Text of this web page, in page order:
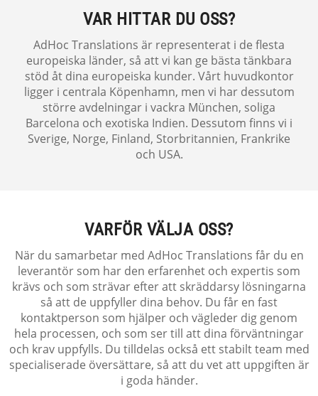
VAR HITTAR DU OSS?
AdHoc Translations är representerat i de flesta
europeiska länder, så att vi kan ge bästa tänkbara
stöd åt dina europeiska kunder. Vårt huvudkontor
ligger i centrala Köpenhamn, men vi har dessutom
större avdelningar i vackra München, soliga
Barcelona och exotiska Indien. Dessutom finns vi i
Sverige, Norge, Finland, Storbritannien, Frankrike
och USA.
VARFÖR VÄLJA OSS?
När du samarbetar med AdHoc Translations får du en
leverantör som har den erfarenhet och expertis som
krävs och som strävar efter att skräddarsy lösningarna
så att de uppfyller dina behov. Du får en fast
kontaktperson som hjälper och vägleder dig genom
hela processen, och som ser till att dina förväntningar
och krav uppfylls. Du tilldelas också ett stabilt team med
specialiserade översättare, så att du vet att uppgiften är
i goda händer.